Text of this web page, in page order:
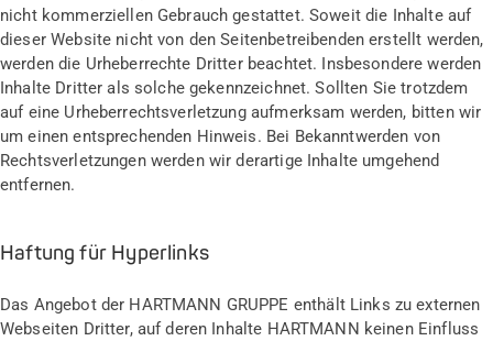
nicht kommerziellen Gebrauch gestattet. Soweit die Inhalte auf
dieser Website nicht von den Seitenbetreibenden erstellt werden,
werden die Urheberrechte Dritter beachtet. Insbesondere werden
Inhalte Dritter als solche gekennzeichnet. Sollten Sie trotzdem
auf eine Urheberrechtsverletzung aufmerksam werden, bitten wir
um einen entsprechenden Hinweis. Bei Bekanntwerden von
Rechtsverletzungen werden wir derartige Inhalte umgehend
entfernen.
Haftung für Hyperlinks
Das Angebot der HARTMANN GRUPPE enthält Links zu externen
Webseiten Dritter, auf deren Inhalte HARTMANN keinen Einfluss